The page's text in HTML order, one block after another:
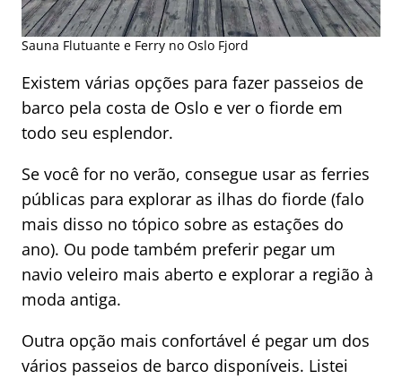
Sauna Flutuante e Ferry no Oslo Fjord
Existem várias opções para fazer passeios de
barco pela costa de Oslo e ver o fiorde em
todo seu esplendor.
Se você for no verão, consegue usar as ferries
públicas para explorar as ilhas do fiorde (falo
mais disso no tópico sobre as estações do
ano). Ou pode também preferir pegar um
navio veleiro mais aberto e explorar a região à
moda antiga.
Outra opção mais confortável é pegar um dos
vários passeios de barco disponíveis. Listei